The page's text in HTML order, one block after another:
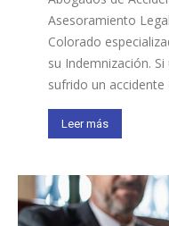
Asesoramiento
Colorado
su Indemnización.
sufrido un accidente
Leer más